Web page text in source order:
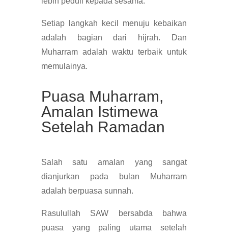
Setiap langkah kecil menuju kebaikan
adalah bagian dari hijrah. Dan
Muharram adalah waktu terbaik untuk
memulainya.
Puasa Muharram,
Amalan Istimewa
Setelah Ramadan
Salah satu amalan yang sangat
dianjurkan pada bulan Muharram
adalah berpuasa sunnah.
Rasulullah SAW bersabda bahwa
puasa yang paling utama setelah